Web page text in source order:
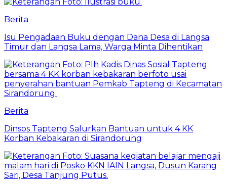
Berita
Isu Pengadaan Buku dengan Dana Desa di Langsa
Timur dan Langsa Lama, Warga Minta Dihentikan
Berita
Dinsos Tapteng Salurkan Bantuan untuk 4 KK
Korban Kebakaran di Sirandorung